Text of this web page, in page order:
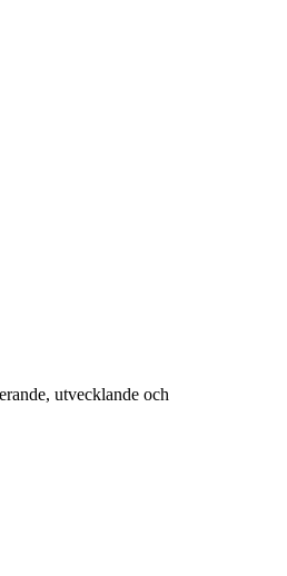
utvecklande och